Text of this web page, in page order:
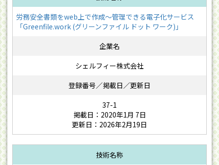
労務安全書類をweb上で作成〜管理できる電子化サービス
「Greenfile.work (グリーンファイル ドット ワーク)」
シェルフィー株式会社
37-1
掲載日：2020年1月 7日
更新日：2026年2月19日